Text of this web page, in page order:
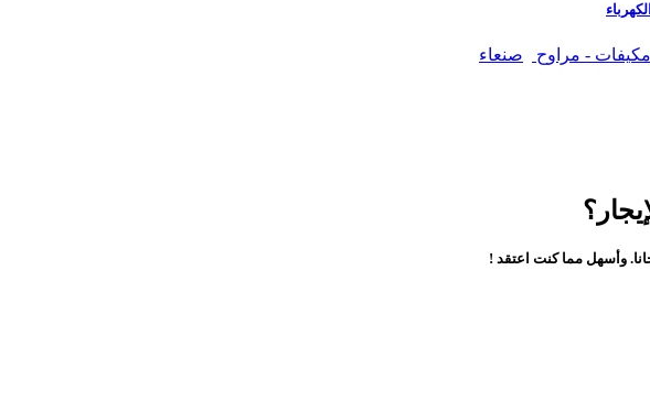
مكيفات - مراوح صنعاء
وأسهل مما كنت اعتقد !